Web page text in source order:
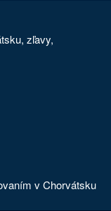
zľavy,
v Chorvátsku